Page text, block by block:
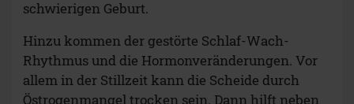
schwierigen Geburt.
Hinzu kommen der gestörte Schlaf-Wach-
Rhythmus und die Hormonveränderungen. Vor
allem in der Stillzeit kann die Scheide durch
Östrogenmangel trocken sein. Dann hilft neben